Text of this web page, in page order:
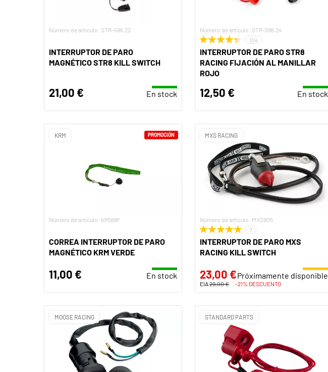
Número de artículo: STR-596.22
INTERRUPTOR DE PARO
MAGNÉTICO STR8 KILL SWITCH
21,00 € En stock
Número de artículo: STR-596.24
104
INTERRUPTOR DE PARO STR8
RACING FIJACIÓN AL MANILLAR
ROJO
12,50 € En stock
KRM
Número de artículo: KR568F
CORREA INTERRUPTOR DE PARO
MAGNÉTICO KRM VERDE
11,00 € En stock
PROMOCIÓN MXS RACING
Número de artículo: MXS905
7
INTERRUPTOR DE PARO MXS
RACING KILL SWITCH
23,00 €Próximamente disponible
EIA29,00 € -21% DESCUENTO
MOOSE RACING STANDARD PARTS